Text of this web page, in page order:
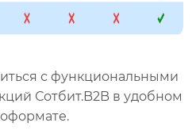
с функциональными
Сотбит.B2B в удобном